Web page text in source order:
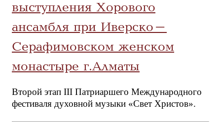
выступления Хорового
ансамбля при Иверско-
Серафимовском женском
монастыре г.Алматы
Второй этап III Патриаршего Международного
фестиваля духовной музыки «Свет Христов».